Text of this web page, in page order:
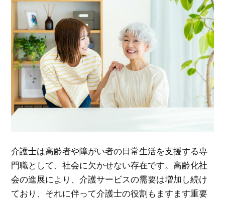
介護士は高齢者や障がい者の日常生活を支援する専
門職として、社会に欠かせない存在です。高齢化社
会の進展により、介護サービスの需要は増加し続け
ており、それに伴って介護士の役割もますます重要